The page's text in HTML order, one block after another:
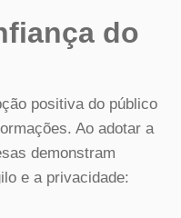
do
positiva do público
Ao adotar a
demonstram
e a privacidade: